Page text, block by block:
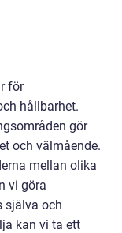
för
hållbarhet.
gör
och välmående.
mellan olika
vi göra
själva och
kan vi ta ett